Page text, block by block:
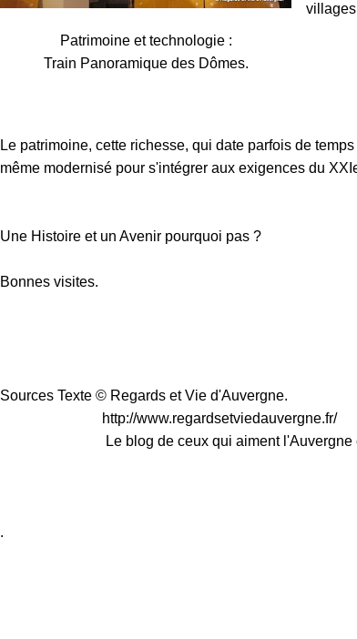
Patrimoine et technologie :
Train Panoramique des Dômes.
Le patrimoine, cette richesse, qui date parfois de
même modernisé pour s'intégrer aux exigences du
Une Histoire et un Avenir pourquoi pas ?
Bonnes visites.
Sources Texte © Regards et Vie d'Auvergne.
http://www.regardsetviedauvergne.fr/
Le blog de ceux qui aiment l'Auvergne et de
.